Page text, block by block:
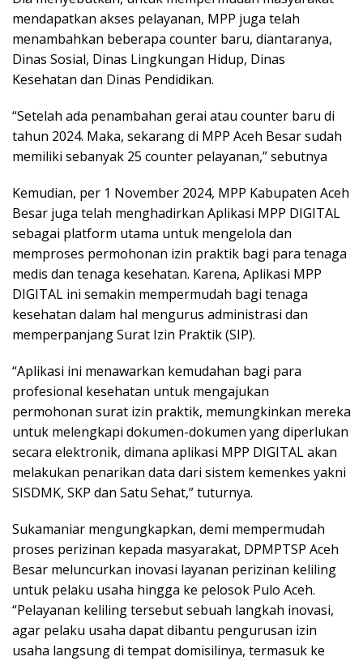
mendapatkan akses pelayanan, MPP juga telah
menambahkan beberapa counter baru, diantaranya,
Dinas Sosial, Dinas Lingkungan Hidup, Dinas
Kesehatan dan Dinas Pendidikan.
“Setelah ada penambahan gerai atau counter baru di
tahun 2024. Maka, sekarang di MPP Aceh Besar sudah
memiliki sebanyak 25 counter pelayanan,” sebutnya
Kemudian, per 1 November 2024, MPP Kabupaten Aceh
Besar juga telah menghadirkan Aplikasi MPP DIGITAL
sebagai platform utama untuk mengelola dan
memproses permohonan izin praktik bagi para tenaga
medis dan tenaga kesehatan. Karena, Aplikasi MPP
DIGITAL ini semakin mempermudah bagi tenaga
kesehatan dalam hal mengurus administrasi dan
memperpanjang Surat Izin Praktik (SIP).
“Aplikasi ini menawarkan kemudahan bagi para
profesional kesehatan untuk mengajukan
permohonan surat izin praktik, memungkinkan mereka
untuk melengkapi dokumen-dokumen yang diperlukan
secara elektronik, dimana aplikasi MPP DIGITAL akan
melakukan penarikan data dari sistem kemenkes yakni
SISDMK, SKP dan Satu Sehat,” tuturnya.
Sukamaniar mengungkapkan, demi mempermudah
proses perizinan kepada masyarakat, DPMPTSP Aceh
Besar meluncurkan inovasi layanan perizinan keliling
untuk pelaku usaha hingga ke pelosok Pulo Aceh.
“Pelayanan keliling tersebut sebuah langkah inovasi,
agar pelaku usaha dapat dibantu pengurusan izin
usaha langsung di tempat domisilinya, termasuk ke